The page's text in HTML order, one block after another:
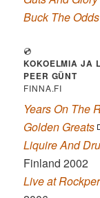
Buck The Odds
💿
KOKOELMIA JA
PEER GÜNT
FINNA.FI
Years On The
Golden Greats
Liquire And
Finland 2002
Live at